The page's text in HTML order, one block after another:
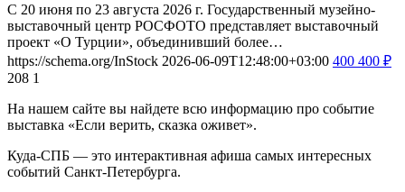
С 20 июня по 23 августа 2026 г. Государственный музейно-
выставочный центр РОСФОТО представляет выставочный
проект «О Турции», объединивший более…
https://schema.org/InStock 2026-06-09T12:48:00+03:00 400 400 ₽
208 1
На нашем сайте вы найдете всю информацию про событие
выставка «Если верить, сказка оживет».
Куда-СПБ — это интерактивная афиша самых интересных
событий Санкт-Петербурга.